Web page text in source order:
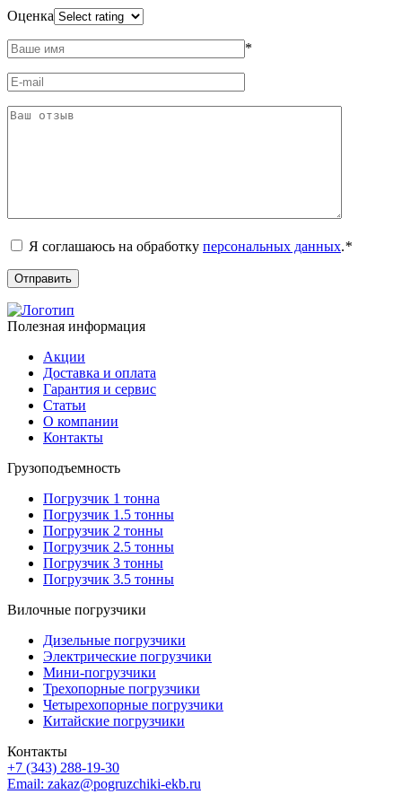
Оценка
*
Я соглашаюсь на обработку персональных данных.*
Полезная информация
Акции
Доставка и оплата
Гарантия и сервис
Статьи
О компании
Контакты
Грузоподъемность
Погрузчик 1 тонна
Погрузчик 1.5 тонны
Погрузчик 2 тонны
Погрузчик 2.5 тонны
Погрузчик 3 тонны
Погрузчик 3.5 тонны
Вилочные погрузчики
Дизельные погрузчики
Электрические погрузчики
Мини-погрузчики
Трехопорные погрузчики
Четырехопорные погрузчики
Китайские погрузчики
Контакты
+7 (343) 288-19-30
Email: zakaz@pogruzchiki-ekb.ru